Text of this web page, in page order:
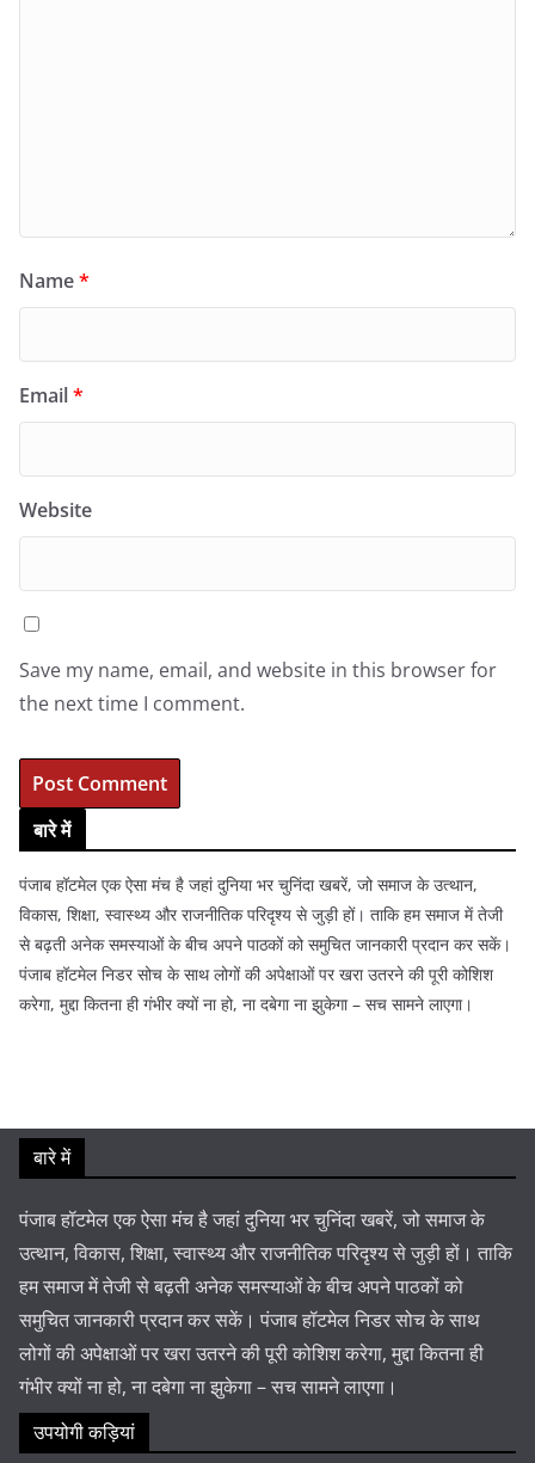
Name*
Email*
Website
Save my name, email, and website in this browser for
the next time I comment.
बारे में
पंजाब हॉटमेल एक ऐसा मंच है जहां दुनिया भर चुनिंदा खबरें, जो समाज के उत्थान,
विकास, शिक्षा, स्वास्थ्य और राजनीतिक परिदृश्य से जुड़ी हों। ताकि हम समाज में तेजी
से बढ़ती अनेक समस्याओं के बीच अपने पाठकों को समुचित जानकारी प्रदान कर सकें।
पंजाब हॉटमेल निडर सोच के साथ लोगों की अपेक्षाओं पर खरा उतरने की पूरी कोशिश
करेगा, मुद्दा कितना ही गंभीर क्यों ना हो, ना दबेगा ना झुकेगा – सच सामने लाएगा।
बारे में
पंजाब हॉटमेल एक ऐसा मंच है जहां दुनिया भर चुनिंदा खबरें, जो समाज के
उत्थान, विकास, शिक्षा, स्वास्थ्य और राजनीतिक परिदृश्य से जुड़ी हों। ताकि
हम समाज में तेजी से बढ़ती अनेक समस्याओं के बीच अपने पाठकों को
समुचित जानकारी प्रदान कर सकें। पंजाब हॉटमेल निडर सोच के साथ
लोगों की अपेक्षाओं पर खरा उतरने की पूरी कोशिश करेगा, मुद्दा कितना ही
गंभीर क्यों ना हो, ना दबेगा ना झुकेगा – सच सामने लाएगा।
उपयोगी कड़ियां